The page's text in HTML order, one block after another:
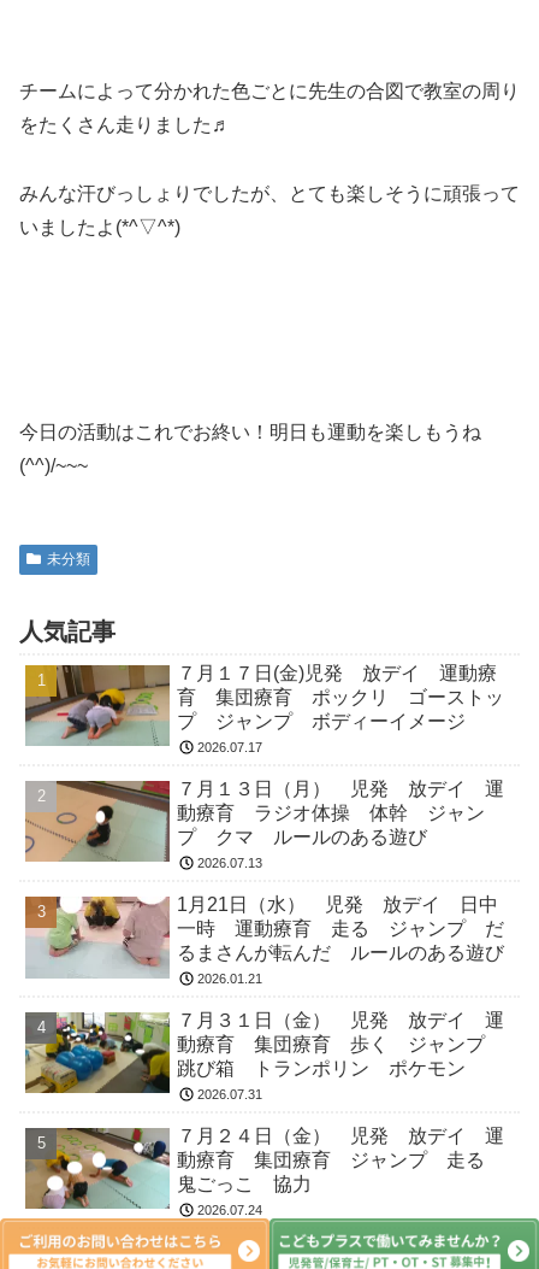
チームによって分かれた色ごとに先生の合図で教室の周り
をたくさん走りました♬
みんな汗びっしょりでしたが、とても楽しそうに頑張って
いましたよ(*^▽^*)
今日の活動はこれでお終い！明日も運動を楽しもうね
(^^)/~~~
未分類
人気記事
７月１７日(金)児発 放デイ 運動療
育 集団療育 ポックリ ゴーストッ
プ ジャンプ ボディーイメージ
2026.07.17
７月１３日（月） 児発 放デイ 運
動療育 ラジオ体操 体幹 ジャン
プ クマ ルールのある遊び
2026.07.13
1月21日（水） 児発 放デイ 日中
一時 運動療育 走る ジャンプ だ
るまさんが転んだ ルールのある遊び
2026.01.21
７月３１日（金） 児発 放デイ 運
動療育 集団療育 歩く ジャンプ
跳び箱 トランポリン ポケモン
2026.07.31
７月２４日（金） 児発 放デイ 運
動療育 集団療育 ジャンプ 走る
鬼ごっこ 協力
2026.07.24